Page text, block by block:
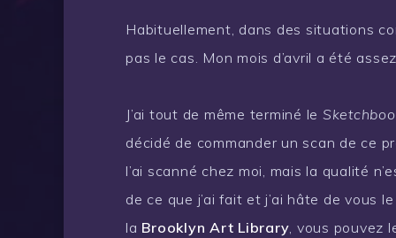
Habituellement, dans des situations
pas le cas. Mon mois d’avril a été
J’ai tout de même terminé le
décidé de commander un scan de ce
l’ai scanné chez moi, mais la qualité
de ce que j’ai fait et j’ai hâte de vous
la Brooklyn Art Library, vous pouvez